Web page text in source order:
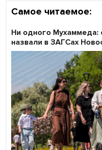
Самое читаемое:
Ни одного
назвали в ЗАГСах